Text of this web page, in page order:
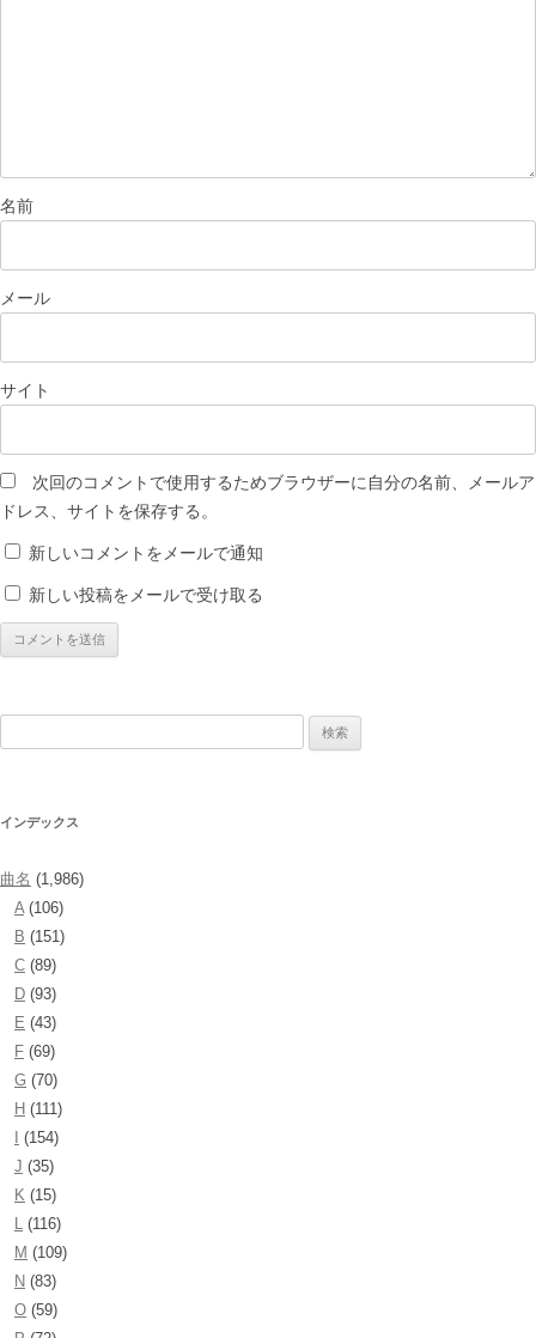
名前
メール
サイト
次回のコメントで使用するためブラウザーに自分の名前、メールア
ドレス、サイトを保存する。
新しいコメントをメールで通知
新しい投稿をメールで受け取る
インデックス
曲名 (1,986)
A(106)
B (151)
C (89)
D (93)
E (43)
F (69)
G (70)
H (111)
(154)
J (35)
K (15)
L (116)
M (109)
N (83)
O (59)